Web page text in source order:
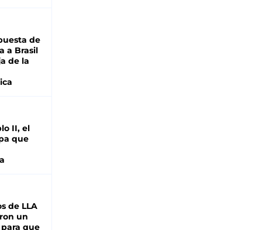
de
a Brasil
de la
II, el
que
de LLA
un
que